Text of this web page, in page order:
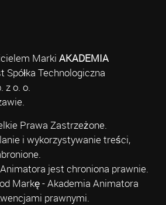
Marki AKADEMIA
Spółka Technologiczna
z o. o.
Prawa Zastrzeżone.
i wykorzystywanie treści,
jest chroniona prawnie.
Markę - Akademia Animatora
prawnymi.